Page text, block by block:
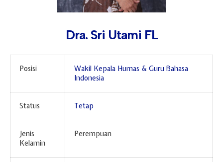
Hari Guru 24 November
Dra. Sri Utami FL
Posisi
Wakil Kepala Humas & Guru Bahasa
Indonesia
Status Tetap
Jenis
Kelamin
Perempuan